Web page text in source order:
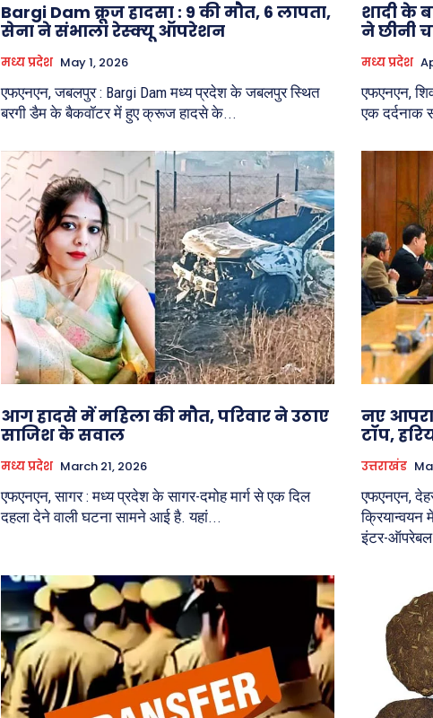
Bargi Dam क्रूज हादसा : 9 की मौत, 6 लापता,
सेना ने संभाला रेस्क्यू ऑपरेशन
मध्य प्रदेश May 1, 2026
एफएनएन, जबलपुर : Bargi Dam मध्य प्रदेश के जबलपुर स्थित
बरगी डैम के बैकवॉटर में हुए क्रूज हादसे के...
शादी के
ने छीनी
मध्य प्रदेश
एफएनएन,
एक दर्दनाक
आग हादसे में महिला की मौत, परिवार ने उठाए
साजिश के सवाल
मध्य प्रदेश March 21, 2026
एफएनएन, सागर : मध्य प्रदेश के सागर-दमोह मार्ग से एक दिल
दहला देने वाली घटना सामने आई है. यहां...
नए
टॉप,
उत्तराखंड
एफएनएन,
क्रियान्वयन
इंटर-